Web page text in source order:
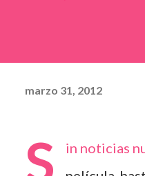
marzo 31, 2012
S
in noticias